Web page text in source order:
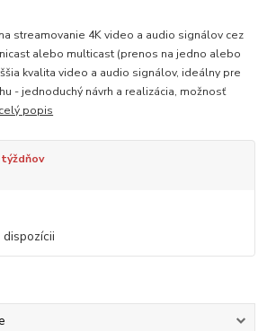
streamovanie 4K video a audio signálov cez
alebo multicast (prenos na jedno alebo
kvalita video a audio signálov, ideálny pre
- jednoduchý návrh a realizácia, možnosť
celý popis